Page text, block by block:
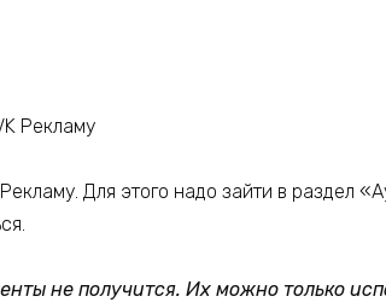
Для этого надо зайти в раздел
не получится. Их можно только